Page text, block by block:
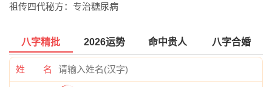
祖传四代秘方：专治糖尿病
八字精批 2026运势 命中贵人 八字合婚
姓 名